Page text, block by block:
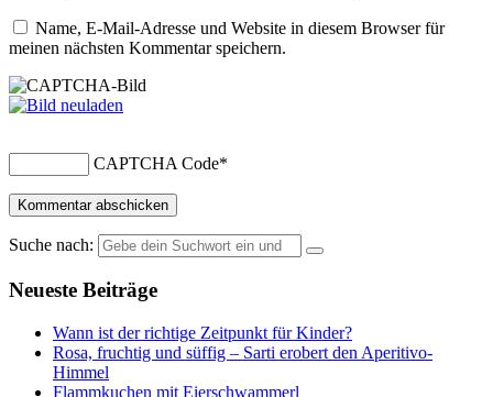
Name, E-Mail-Adresse und Website in diesem Browser für
meinen nächsten Kommentar speichern.
CAPTCHA Code*
Suche nach:
Neueste Beiträge
Wann ist der richtige Zeitpunkt für Kinder?
Rosa, fruchtig und süffig – Sarti erobert den Aperitivo-
Himmel
Flammkuchen mit Eierschwammerl